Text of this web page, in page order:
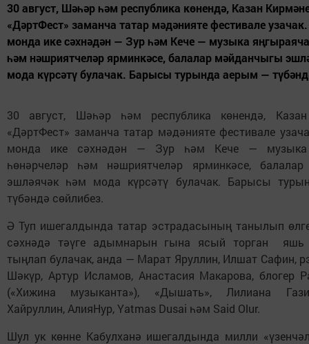
30 август, Шәһәр һәм республика көнендә, Казан
«ДәртФест» заманча татар мәдәнияте фестивале
монда ике сәхнәдән — Зур һәм Кече — музыка
һәм нәшриятчеләр ярминкәсе, балалар мәйданчыгы
мода күрсәтү булачак. Барысы турында аерым —
30 август, Шәһәр һәм республика көнендә,
«ДәртФест» заманча татар мәдәнияте фестивале
монда ике сәхнәдән — Зур һәм Кече — музыка
һөнәрчеләр һәм нәшриятчеләр ярминкәсе,
эшләячәк һәм мода күрсәтү булачак. Барысы
түбәндә сөйлибез.
Ә Туп ишегалдында татар эстрадасының танылып
сәхнәдә тәүге адымнарын гына ясый торган яшь
тыңлап булачак, анда — Марат Яруллин, Илшат Сафин,
Шәкүр, Артур Исламов, Анастасия Макарова, блогер
(«Хижина музыканта»), «Дышать», Лилиана
Хайруллин, АлияНур, Yatmas Dusai һәм Said Olur.
Шул ук көнне Кабулханә ишегалдында милли